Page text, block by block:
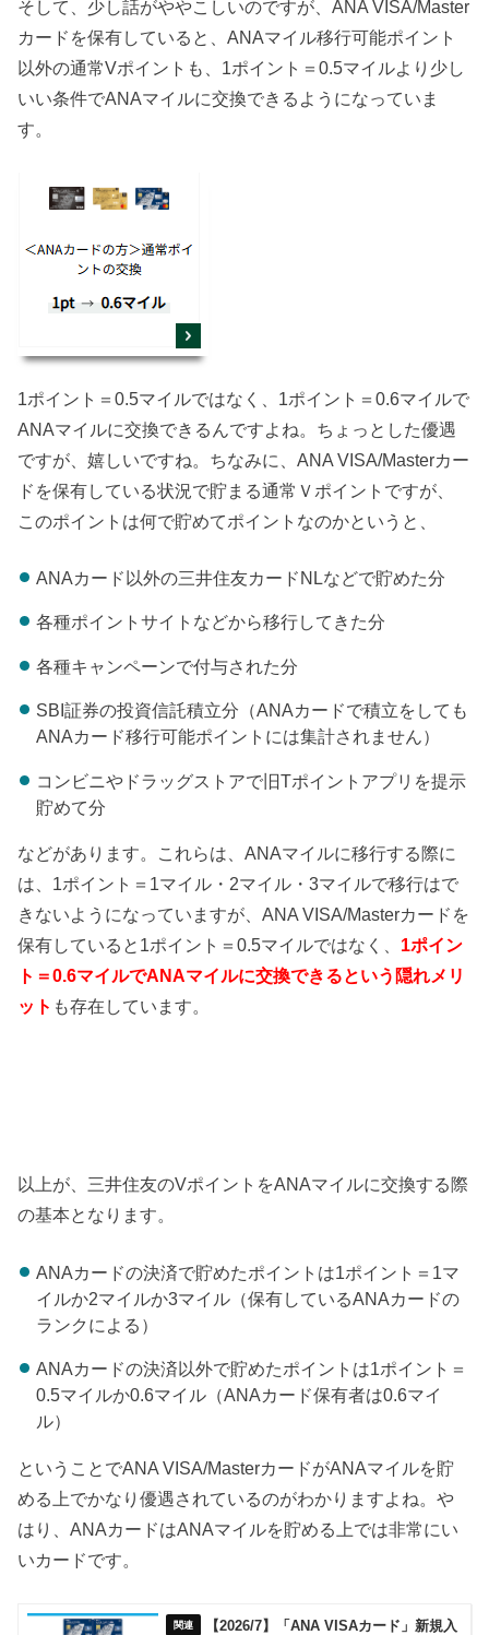
そして、少し話がややこしいのですが、ANA VISA/Master
カードを保有していると、ANAマイル移行可能ポイント
以外の通常Vポイントも、1ポイント＝0.5マイルより少し
いい条件でANAマイルに交換できるようになっていま
す。
1ポイント＝0.5マイルではなく、1ポイント＝0.6マイルで
ANAマイルに交換できるんですよね。ちょっとした優遇
ですが、嬉しいですね。ちなみに、ANA VISA/Masterカー
ドを保有している状況で貯まる通常Ｖポイントですが、
このポイントは何で貯めてポイントなのかというと、
ANAカード以外の三井住友カードNLなどで貯めた分
各種ポイントサイトなどから移行してきた分
各種キャンペーンで付与された分
SBI証券の投資信託積立分（ANAカードで積立をしても
ANAカード移行可能ポイントには集計されません）
コンビニやドラッグストアで旧Tポイントアプリを提示
貯めて分
などがあります。これらは、ANAマイルに移行する際に
は、1ポイント＝1マイル・2マイル・3マイルで移行はで
きないようになっていますが、ANA VISA/Masterカードを
保有していると1ポイント＝0.5マイルではなく、 1ポイン
ト＝0.6マイルでANAマイルに交換できるという隠れメリ
ット も存在しています。
以上が、三井住友のVポイントをANAマイルに交換する際
の基本となります。
ANAカードの決済で貯めたポイントは1ポイント＝1マ
イルか2マイルか3マイル（保有しているANAカードの
ランクによる）
ANAカードの決済以外で貯めたポイントは1ポイント＝
0.5マイルか0.6マイル（ANAカード保有者は0.6マイ
ル）
ということでANA VISA/MasterカードがANAマイルを貯
める上でかなり優遇されているのがわかりますよね。や
はり、ANAカードはANAマイルを貯める上では非常にい
いカードです。
【2026/7】「ANA VISAカード」新規入